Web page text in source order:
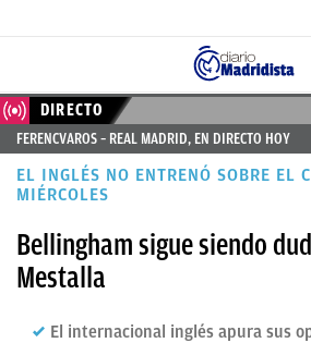
ÚLTIMAS
NOTICIAS
REAL
MADRID
BALONCESTO
DIRECTO
FERENCVAROS – REAL MADRID, EN DIRECTO HOY
EL INGLÉS NO ENTRENÓ SOBRE EL
MIÉRCOLES
Bellingham sigue siendo
Mestalla
El internacional inglés apura sus